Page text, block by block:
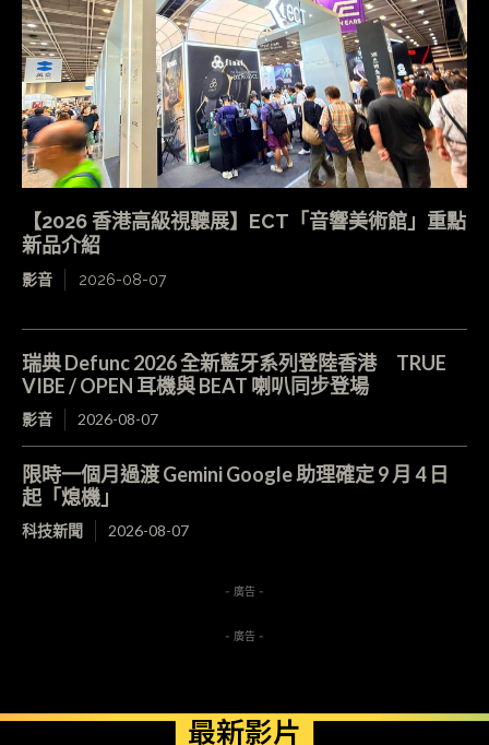
【2026 香港高級視聽展】ECT「音響美術館」重點
新品介紹
影音 2026-08-07
瑞典 Defunc 2026 全新藍牙系列登陸香港 TRUE
VIBE / OPEN 耳機與 BEAT 喇叭同步登場
影音 2026-08-07
限時一個月過渡 Gemini Google 助理確定 9 月 4 日
起「熄機」
科技新聞 2026-08-07
- 廣告 -
- 廣告 -
最新影片